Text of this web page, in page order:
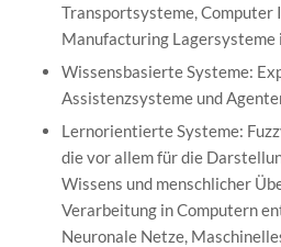
Transportsysteme, Computer
Manufacturing Lagersysteme
Wissensbasierte Systeme:
Assistenzsysteme und
Lernorientierte Systeme:
die vor allem für die
Wissens und menschlicher
Verarbeitung in Computern
Neuronale Netze,